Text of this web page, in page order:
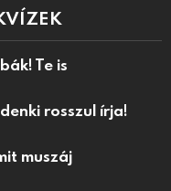
Te is
rosszul írja!
muszáj